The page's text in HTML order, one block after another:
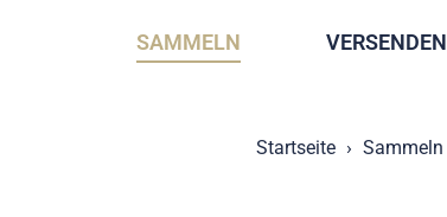
Verkaufsstellen
Abonnemente
SAMMELN VERSENDEN
Startseite Sammeln